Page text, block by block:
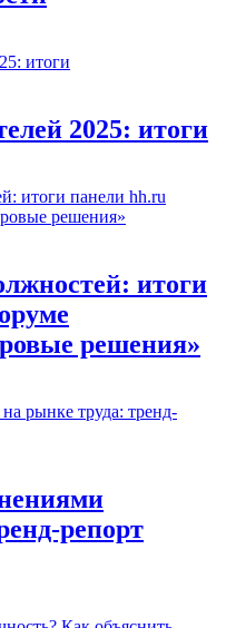
2025: итоги
итоги
решения»
репорт